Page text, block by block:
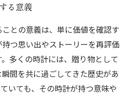
る意義
との意義は、単に価値を確認す
つ思い出やストーリーを再評価
多くの時計には、贈り物として
間を共に過ごしてきた歴史があ
いても、その時計が持つ意味や